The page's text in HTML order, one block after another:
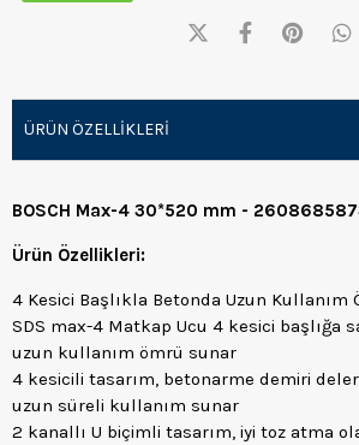
ÜRÜN ÖZELLIKLERI
BOSCH Max-4 30*520 mm -
Ürün Özellikleri:
4 Kesici Başlıkla Betonda Uzun Kullanım
SDS max-4 Matkap Ucu 4 kesici başlığa
uzun kullanım ömrü sunar
4 kesicili tasarım, betonarme demiri
uzun süreli kullanım sunar
2 kanallı U biçimli tasarım, iyi toz atma